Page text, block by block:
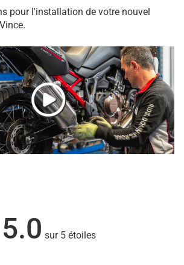
pour l'installation de votre nouvel
5.0 sur 5 étoiles